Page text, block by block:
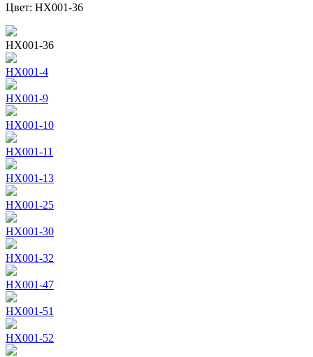
Цвет: HX001-36
HX001-36
HX001-4
HX001-9
HX001-10
HX001-11
HX001-13
HX001-25
HX001-30
HX001-32
HX001-47
HX001-51
HX001-52